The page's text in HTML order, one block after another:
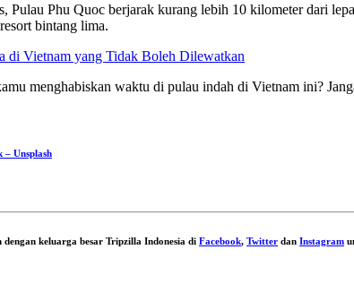
Pulau Phu Quoc berjarak kurang lebih 10 kilometer dari
bintang lima.
di Vietnam yang Tidak Boleh Dilewatkan
menghabiskan waktu di pulau indah di Vietnam ini?
– Unsplash
dengan keluarga besar Tripzilla Indonesia di Facebook, Twitter dan Instagram